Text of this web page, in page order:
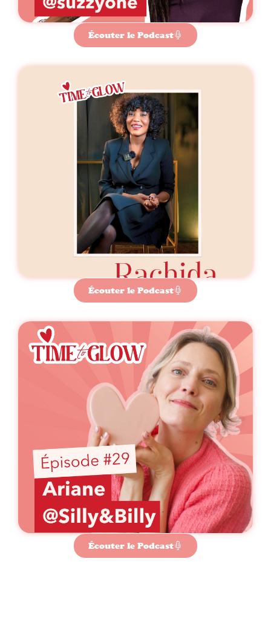
Écouter le Podcast
Écouter le Podcast
Écouter le Podcast